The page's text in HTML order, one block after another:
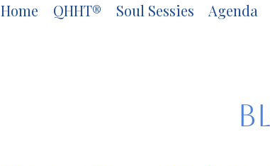
Home QHHT® Soul Sessies Agenda